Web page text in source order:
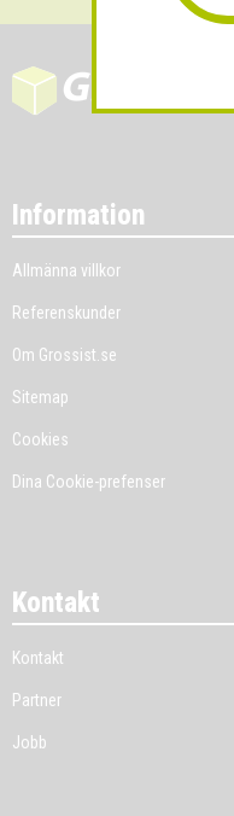
Information
Allmänna villkor
Referenskunder
Om Grossist.se
Sitemap
Cookies
Dina Cookie-prefenser
Kontakt
Kontakt
Partner
Jobb